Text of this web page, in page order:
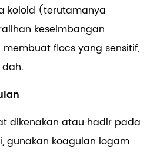
koloid (terutamanya
keseimbangan
flocs yang sensitif,
dikenakan atau hadir pada
gunakan koagulan logam